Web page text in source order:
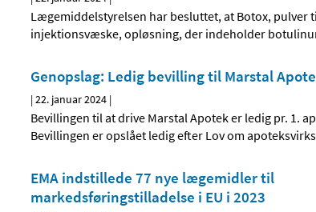
Lægemiddelstyrelsen har besluttet, at Botox, pulver
injektionsvæske, opløsning, der indeholder
Genopslag: Ledig bevilling til Marstal
|22. januar 2024 |
Bevillingen til at drive Marstal Apotek er ledig pr. 1.
Bevillingen er opslået ledig efter Lov om
EMA indstillede 77 nye lægemidler til
markedsføringstilladelse i EU i 2023